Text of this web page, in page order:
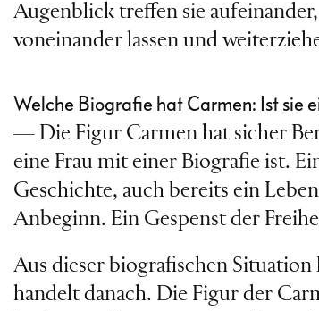
Augenblick treffen sie
voneinander lassen und
Welche Biografie hat Carmen: Ist sie
— Die Figur Carmen hat sicher
eine Frau mit einer Biografie ist.
Geschichte, auch bereits ein
Anbeginn. Ein Gespenst der
Aus dieser biografischen
handelt danach. Die Figur der